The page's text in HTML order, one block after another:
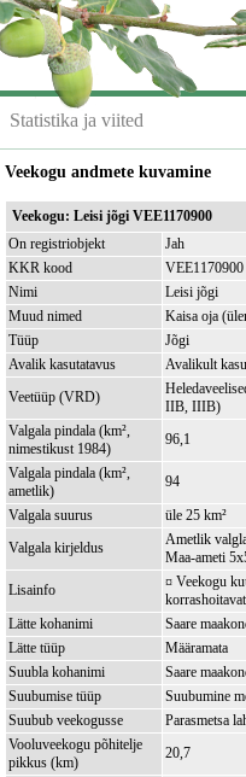
Statistika ja viited
Veekogu andmete kuvamine
Veekogu: Leisi jõgi VEE1170900
On registriobjekt
Jah
KKR kood
VEE1170900
Nimi
Leisi jõgi
Muud nimed
Kaisa oja
Tüüp
Jõgi
Avalik kasutatavus
Avalikult
Veetüüp (VRD)
IIB, IIIB)
Valgala pindala (km²,
nimestikust 1984)
96,1
Valgala pindala (km²,
ametlik)
94
Valgala suurus
üle 25 km²
Valgala kirjeldus
Ametlik
Maa-ameti
Lisainfo
¤ Veekogu
Lätte kohanimi
Saare
Lätte tüüp
Määramata
Suubla kohanimi
Saare
Suubumise tüüp
Suubumine
Suubub veekogusse
Parasmetsa
Vooluveekogu põhitelje
pikkus (km)
20,7